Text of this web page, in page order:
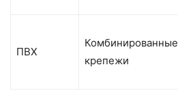
ПВХ
Комбинированные
крепежи